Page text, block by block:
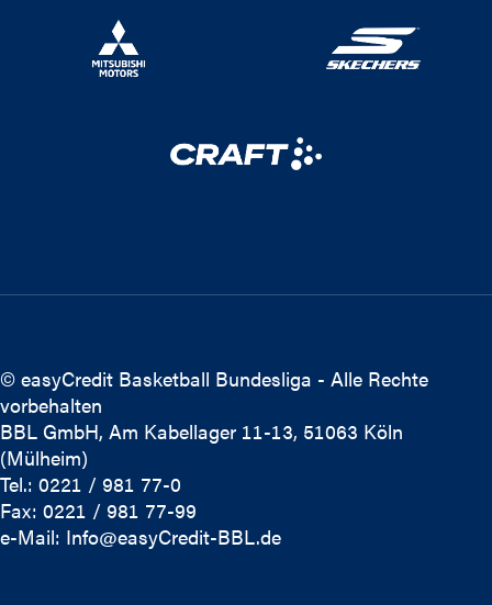
© easyCredit Basketball Bundesliga - Alle Rechte
vorbehalten
BBL GmbH, Am Kabellager 11-13, 51063 Köln
(Mülheim)
Tel.: 0221 / 981 77-0
Fax: 0221 / 981 77-99
e-Mail: Info@easyCredit-BBL.de